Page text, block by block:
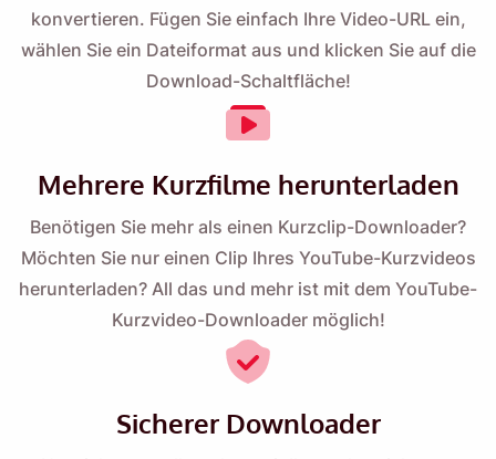
konvertieren. Fügen Sie einfach Ihre Video-URL ein,
wählen Sie ein Dateiformat aus und klicken Sie auf die
Download-Schaltfläche!
Mehrere Kurzfilme herunterladen
Benötigen Sie mehr als einen Kurzclip-Downloader?
Möchten Sie nur einen Clip Ihres YouTube-Kurzvideos
herunterladen? All das und mehr ist mit dem YouTube-
Kurzvideo-Downloader möglich!
Sicherer Downloader
Email
Indem Sie diese Option aktivieren, stimmen Sie unserer
Schicken